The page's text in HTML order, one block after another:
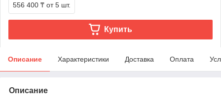
556 400 ₸ от 5 шт.
Купить
Описание Характеристики Доставка Оплата
Описание